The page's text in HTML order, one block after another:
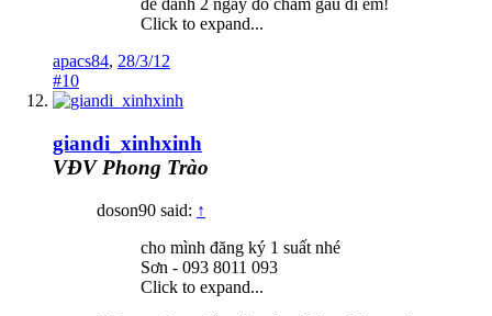
để dành 2 ngày đó chăm gấu đi em!
Click to expand...
apacs84, 28/3/12
#10
giandi_xinhxinh
VĐV Phong Trào
doson90 said: ↑
cho mình đăng ký 1 suất nhé
Sơn - 093 8011 093
Click to expand...